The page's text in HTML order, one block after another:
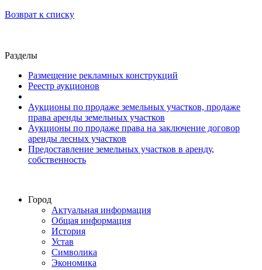
Возврат к списку
Разделы
Размещение рекламных конструкций
Реестр аукционов
Аукционы по продаже земельных участков, продаже
права аренды земельных участков
Аукционы по продаже права на заключение договор
аренды лесных участков
Предоставление земельных участков в аренду,
собственность
Город
Актуальная информация
Общая информация
История
Устав
Символика
Экономика